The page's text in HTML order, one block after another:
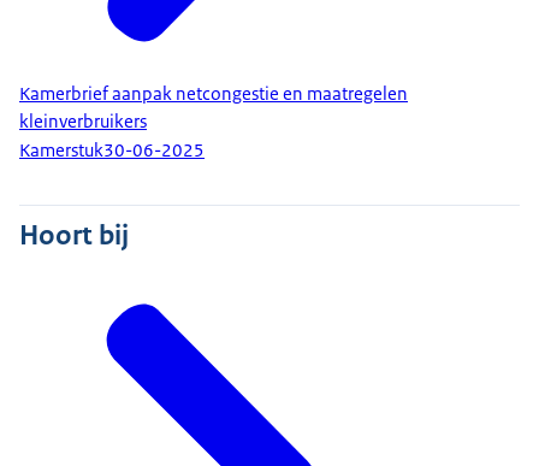
Kamerbrief aanpak netcongestie en maatregelen
kleinverbruikers
Kamerstuk30-06-2025
Hoort bij